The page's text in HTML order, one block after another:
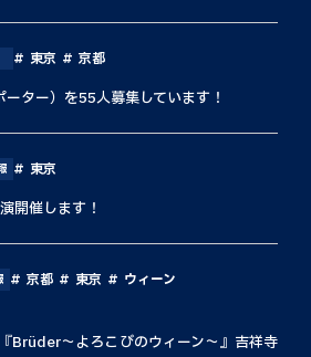
東京 京都
ター）を55人募集しています！
東京
開催します！
京都 東京
ウィーン
Brüder〜よろこびのウィーン〜』吉祥寺